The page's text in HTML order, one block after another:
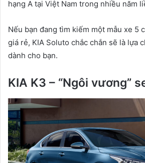
hạng A tại Việt Nam trong nhiều năm
Nếu bạn đang tìm kiếm một mẫu xe 5
giá rẻ, KIA Soluto chắc chắn sẽ là lựa
dành cho bạn.
KIA K3 – “Ngôi vương”